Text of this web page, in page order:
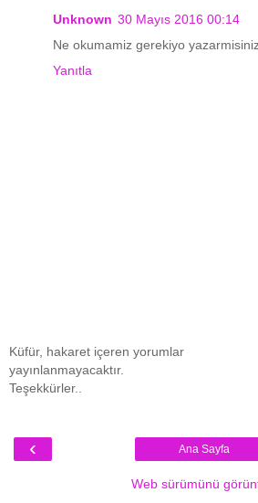
Unknown 30 Mayıs 2016 00:14
Ne okumamiz gerekiyo
Yanıtla
Küfür, hakaret içeren yorumlar
yayınlanmayacaktır.
Teşekkürler..
‹ Ana Sayfa
Web sürümünü